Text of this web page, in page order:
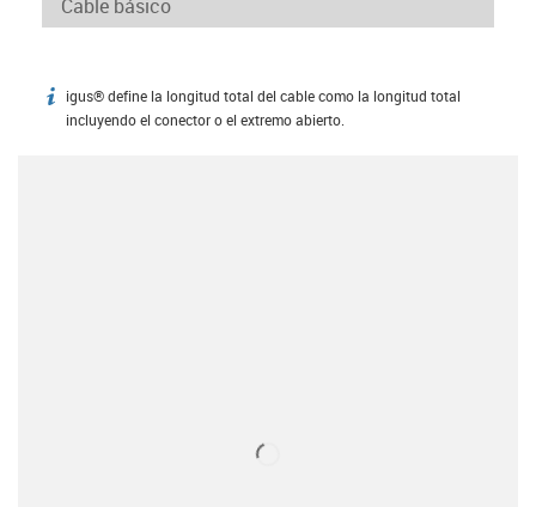
igus-icon-info
igus® define la longitud total del cable como la longitud total
incluyendo el conector o el extremo abierto.